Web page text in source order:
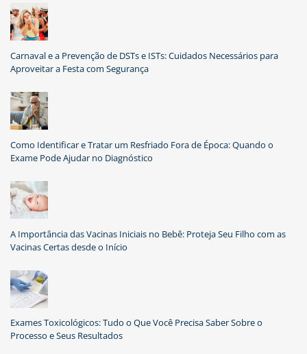
Carnaval e a Prevenção de DSTs e ISTs: Cuidados Necessários para
Aproveitar a Festa com Segurança
Como Identificar e Tratar um Resfriado Fora de Época: Quando o
Exame Pode Ajudar no Diagnóstico
A Importância das Vacinas Iniciais no Bebê: Proteja Seu Filho com as
Vacinas Certas desde o Início
Exames Toxicológicos: Tudo o Que Você Precisa Saber Sobre o
Processo e Seus Resultados